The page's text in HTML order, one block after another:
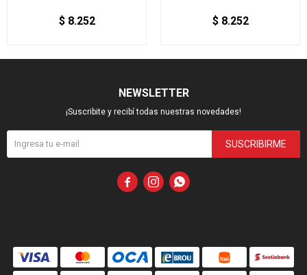
$ 8.252 $ 8.252
NEWSLETTER
¡Suscribite y recibí todas nuestras novedades!
SUSCRIBIRME
  